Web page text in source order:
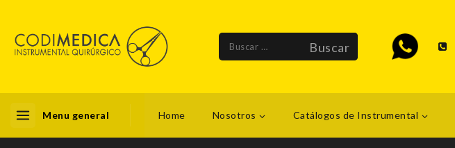
Menu general Home Nosotros Catálogos de Instrumental